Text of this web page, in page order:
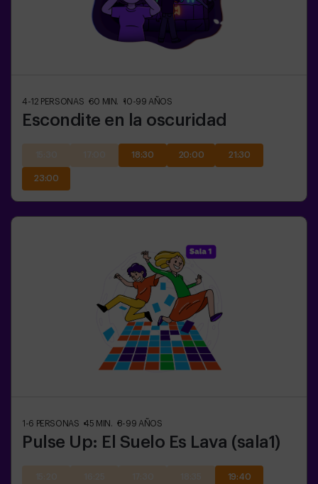
4-12 PERSONAS 60 MIN. 10-99 AÑOS
Escondite en la oscuridad
18:30 20:00 21:30
23:00
1-6 PERSONAS 45 MIN. 8-99 AÑOS
Pulse Up: El Suelo Es Lava (sala1)
19:40